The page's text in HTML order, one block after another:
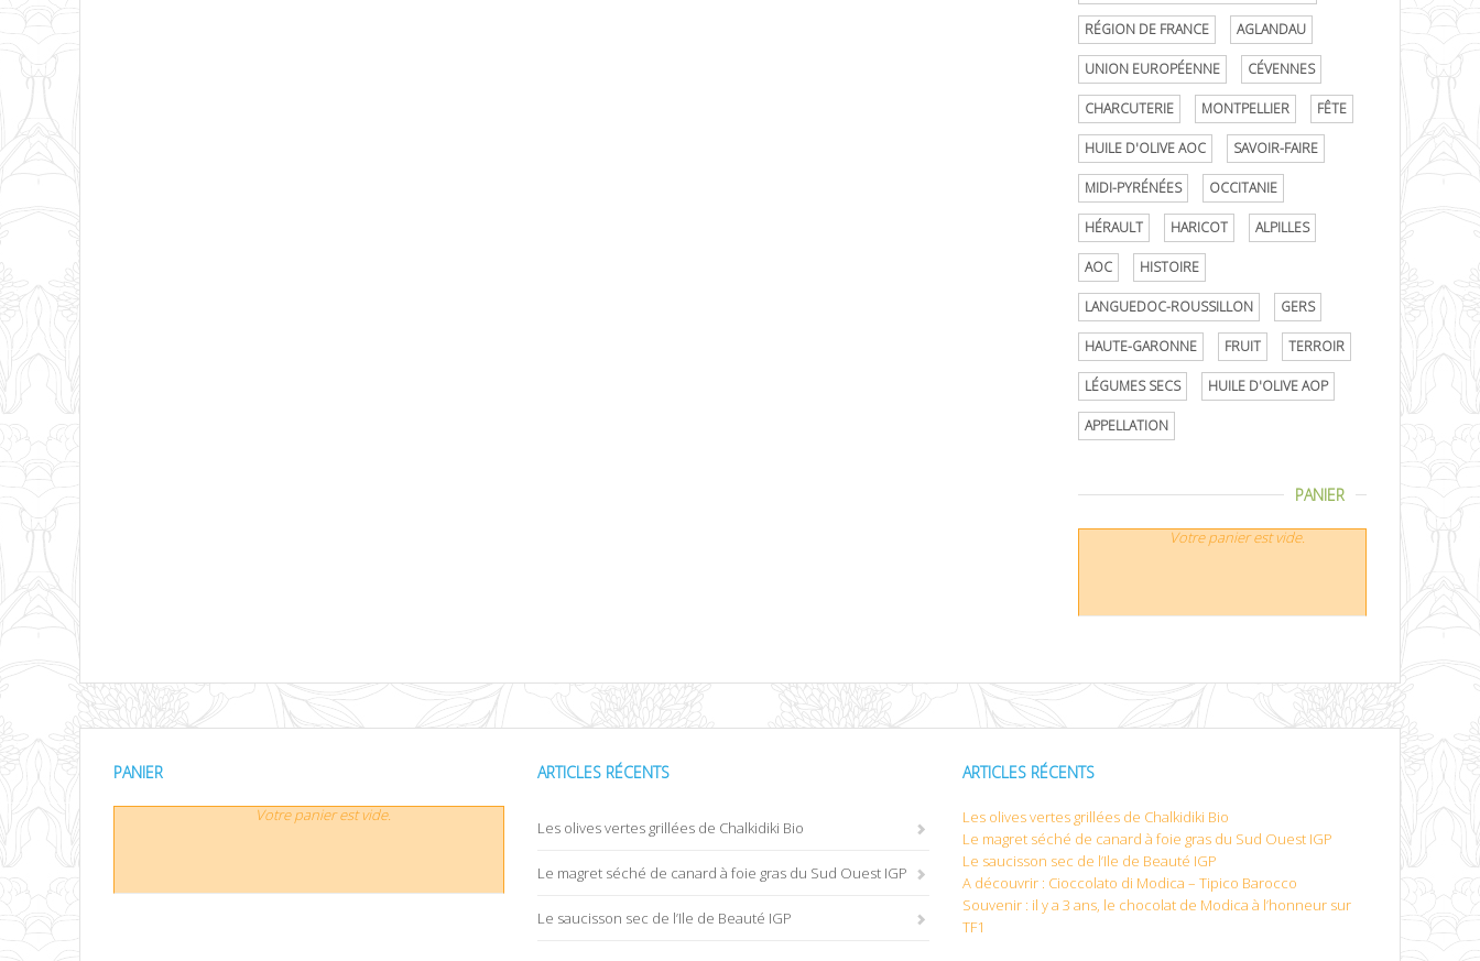
RÉGION DE FRANCE AGLANDAU
UNION EUROPÉENNE CÉVENNES
CHARCUTERIE MONTPELLIER FÊTE
HUILE D'OLIVE AOC SAVOIR-FAIRE
MIDI-PYRÉNÉES OCCITANIE
HÉRAULT HARICOT ALPILLES
AOC HISTOIRE
LANGUEDOC-ROUSSILLON GERS
HAUTE-GARONNE FRUIT TERROIR
LÉGUMES SECS HUILE D'OLIVE AOP
APPELLATION
PANIER
Votre panier est vide.
PANIER
Votre panier est vide.
ARTICLES RÉCENTS
Les olives vertes grillées de Chalkidiki Bio
Le magret séché de canard à foie gras du Sud Ouest IGP
Le saucisson sec de l’Ile de Beauté IGP
ARTICLES RÉCENTS
Les olives vertes grillées de Chalkidiki Bio
Le magret séché de canard à foie gras du Sud Ouest IGP
Le saucisson sec de l’Ile de Beauté IGP
A découvrir : Cioccolato di Modica – Tipico Barocco
Souvenir : il y a 3 ans, le chocolat de Modica à l’honneur sur
TF1